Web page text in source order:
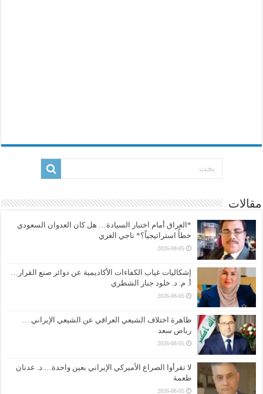
مقالات
*العراق أمام اختبار السيادة… هل كان العدوان السعودي
خطأً استراتيجياً؟* ناجي الغزي
2026-08-05
إشكاليات غياب الكفاءات الأكاديمية عن دوائر صنع القرار…
أ. م. د. خلود جبار الشطري
2026-08-05
ظاهرة اختلاف الشيعي العراقي عن الشيعي الإيراني …
رياض سعد
2026-08-05
لا تقرأوا الصراع الأميركي الإيراني بعين واحدة….د. عدنان
طعمة
2026-08-05